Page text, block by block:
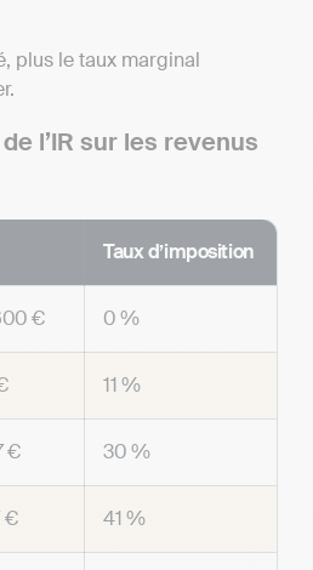
plus le taux marginal
l’IR sur les revenus
Taux d’imposition
€ 0 %
11 %
€ 30 %
€ 41 %